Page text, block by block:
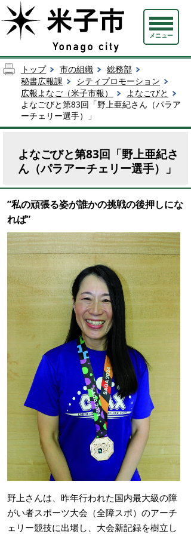
メニュー
トップ 市の組織
総務部
秘書広報課
シティプロモーション
広報よなご（米子市報）
よなごびと
よなごびと第83回「野上亜紀さん（パラア
ーチェリー選手）」
よなごびと第83回「野上亜紀さ
ん（パラアーチェリー選手）」
”私の頑張る姿が誰かの挑戦の後押しにな
れば”
野上さんは、昨年行われた国内最大級の障
がい者スポーツ大会（全障スポ）のアーチ
ェリー競技に出場し、大会新記録を樹立し